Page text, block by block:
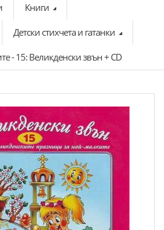
Книги
Детски стихчета и гатанки
- 15: Великденски звън + CD